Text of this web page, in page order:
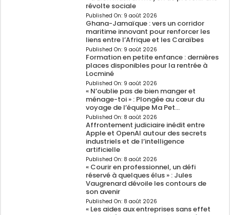
révolte sociale
Published On: 9 août 2026
Ghana-Jamaïque : vers un corridor
maritime innovant pour renforcer les
liens entre l’Afrique et les Caraïbes
Published On: 9 août 2026
Formation en petite enfance : dernières
places disponibles pour la rentrée à
Locminé
Published On: 9 août 2026
« N’oublie pas de bien manger et
ménage-toi » : Plongée au cœur du
voyage de l’équipe Ma Pet…
Published On: 8 août 2026
Affrontement judiciaire inédit entre
Apple et OpenAI autour des secrets
industriels et de l’intelligence
artificielle
Published On: 8 août 2026
« Courir en professionnel, un défi
réservé à quelques élus » : Jules
Vaugrenard dévoile les contours de
son avenir
Published On: 8 août 2026
« Les aides aux entreprises sans effet